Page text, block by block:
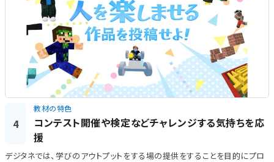
4
教材の特色
コンテスト開催や検定などチャレンジする気持ちを応
援
デジタネでは、学びのアウトプットをする場の提供をすることを目的にプロ